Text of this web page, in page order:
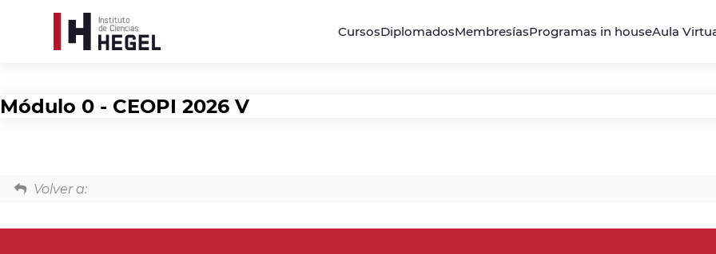
CursosDiplomadosMembresíasProgramas in houseAula
Módulo 0 - CEOPI 2026 V
Volver a: